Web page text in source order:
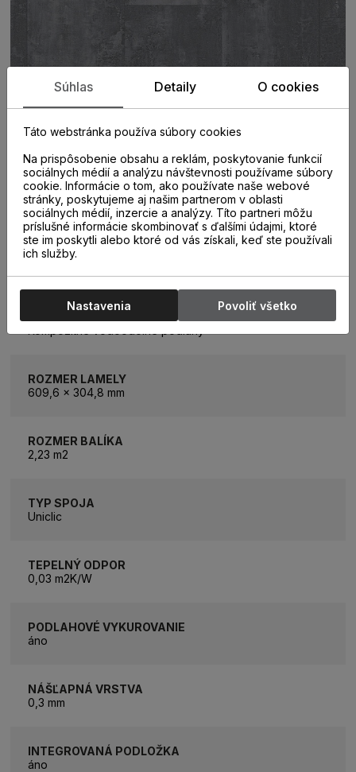
PARAMETRE
ROZMER LAMELY
609,6 x 304,8 mm
ROZMER BALÍKA
2,23 m2
TYP SPOJA
Uniclic
TEPELNÝ ODPOR
0,03 m2K/W
PODLAHOVÉ VYKUROVANIE
áno
NÁŠĽAPNÁ VRSTVA
0,3 mm
INTEGROVANÁ PODLOŽKA
áno
Súhlas Detaily O cookies
Táto webstránka používa súbory cookies
Na prispôsobenie obsahu a reklám, poskytovanie funkcií
sociálnych médií a analýzu návštevnosti používame súbory
cookie. Informácie o tom, ako používate naše webové
stránky, poskytujeme aj našim partnerom v oblasti
sociálnych médií, inzercie a analýzy. Títo partneri môžu
príslušné informácie skombinovať s ďalšími údajmi, ktoré
ste im poskytli alebo ktoré od vás získali, keď ste používali
ich služby.
Nastavenia Povoliť všetko